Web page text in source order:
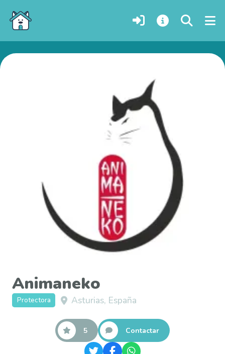
Animaneko
Protectora Asturias, España
5 Contactar